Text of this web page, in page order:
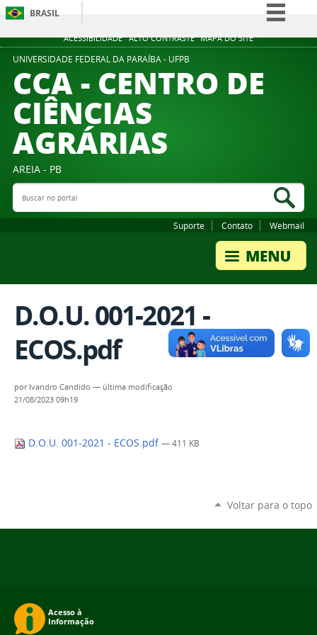
ACESSIBILIDADE ALTO CONTRASTE MAPA DO SITE
BRASIL
Simplifique!
Participe
UNIVERSIDADE FEDERAL DA PARAÍBA - UFPB
CCA - CENTRO DE
CIÊNCIAS
AGRÁRIAS
AREIA - PB
Buscar no portal
Suporte Contato Webmail
D.O.U. 001-2021 -
ECOS.pdf
por Ivandro Candido — última modificação
21/08/2023 09h19
D.O.U. 001-2021 - ECOS.pdf — 411 KB
Voltar para o topo